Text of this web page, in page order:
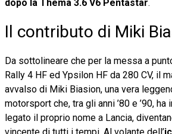
dopo la Thema 3.6 V6 Pentastar.
Il contributo di Miki
Da sottolineare che per la messa a
Rally 4 HF ed Ypsilon HF da 280 CV, il
avvalso di Miki Biasion, una vera
motorsport che, tra gli anni ’80 e ’90,
legato il proprio nome a Lancia,